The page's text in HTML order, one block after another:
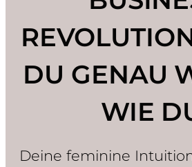
DU GENAU
WIE
Deine feminine